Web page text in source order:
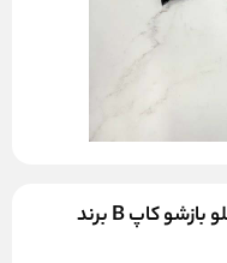
ست شورت و سوتین اسفنجی مدل جلو بازشو کاپ B برند